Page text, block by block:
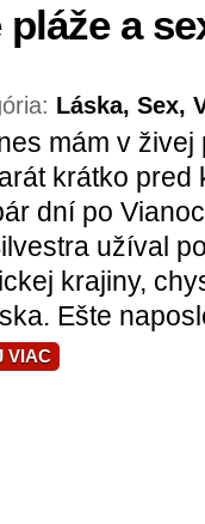
pláže a
Láska, Sex,
mám v živej
krátko pred
dní po
užíval
krajiny,
Ešte
VIAC